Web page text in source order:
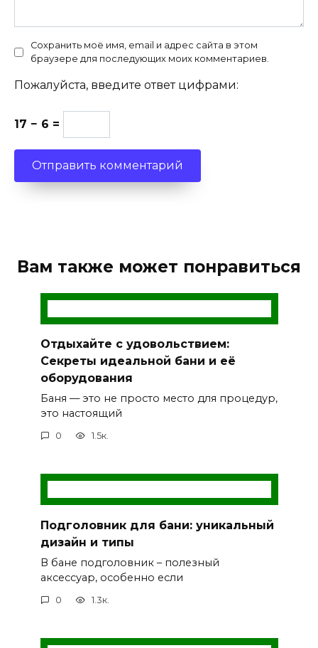
Сохранить моё имя, email и адрес сайта в этом
браузере для последующих моих комментариев.
Пожалуйста, введите ответ цифрами:
17 − 6 =
Вам также может понравиться
Отдыхайте с удовольствием:
Секреты идеальной бани и её
оборудования
Баня — это не просто место для процедур,
это настоящий
0 1.5к.
Подголовник для бани: уникальный
дизайн и типы
В бане подголовник – полезный
аксессуар, особенно если
0 1.3к.